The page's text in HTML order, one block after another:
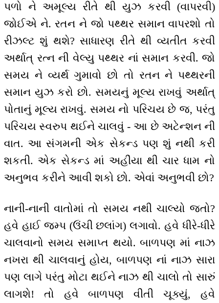
પળો ને અમૂલ્ય રીતે થી યુઝ કરવી (વાપરવી)
જોઈએ ને. રતન ને જો પથ્થર સમાન વાપરશો તો
રીઝલ્ટ શું થશે? સાધારણ રીતે થી વ્યતીત કરવી
અર્થાત્ રત્ન ની વેલ્યુ પથ્થર નાં સમાન કરવી. જો
સમય ને વ્યર્થ ગુમાવો છો તો રતન ને પથ્થરની
સમાન યુઝ કરો છો. સમયનું મૂલ્ય રાખવું અર્થાત્
પોતાનું મૂલ્ય રાખવું. સમય નો પરિચય છે જ, પરંતુ
પરિચય સ્વરુપ થઈને ચાલવું - આ છે અટેન્શન ની
વાત. આ સંગમની એક સેકન્ડ પણ શું નથી કરી
શકતી. એક સેકન્ડ માં અહીંયા થી ચાર ધામ નો
અનુભવ કરીને આવી શકો છો. એવાં અનુભવી છો?
નાની-નાની વાતોમાં તો સમય નથી ચાલ્યો જતો?
હવે હાઈ જમ્પ (ઉંચી છલાંગ) લગાવો. હવે ધીરે-ધીરે
ચાલવાનો સમય સમાપ્ત થયો. બાળપણ માં નાઝ
નખરા થી ચાલવાનું હોય, બાળપણ નાં નાઝ સારા
પણ લાગે પરંતુ મોટા થઈને નાઝ થી ચાલો તો સારું
લાગશે! તો હવે બાળપણ વીતી ચૂક્યું, હવે